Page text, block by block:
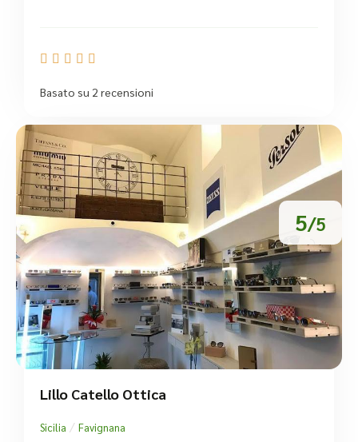
    
Basato su 2 recensioni
5/5
Lillo Catello Ottica
Sicilia / Favignana